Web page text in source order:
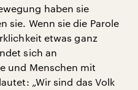
haben sie
sie. Wenn sie die Parole
etwas ganz
sich an
und Menschen mit
„Wir sind das Volk